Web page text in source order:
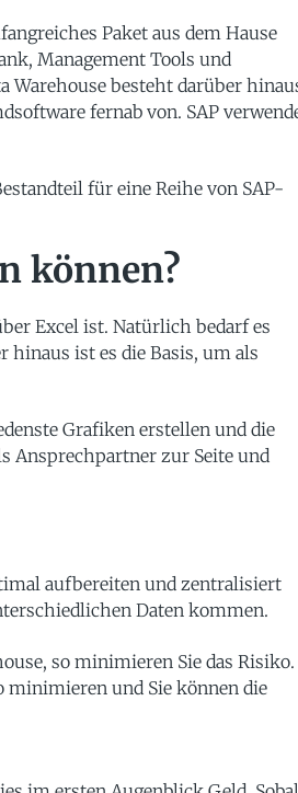
Paket aus dem Hause
Management Tools und
Warehouse besteht darüber
fernab von. SAP
für eine Reihe von SAP-
können?
Excel ist. Natürlich bedarf es
hinaus ist es die Basis, um als
Grafiken erstellen und die
Ansprechpartner zur Seite und
aufbereiten und zentralisiert
Daten kommen.
so minimieren Sie das Risiko.
minimieren und Sie können die